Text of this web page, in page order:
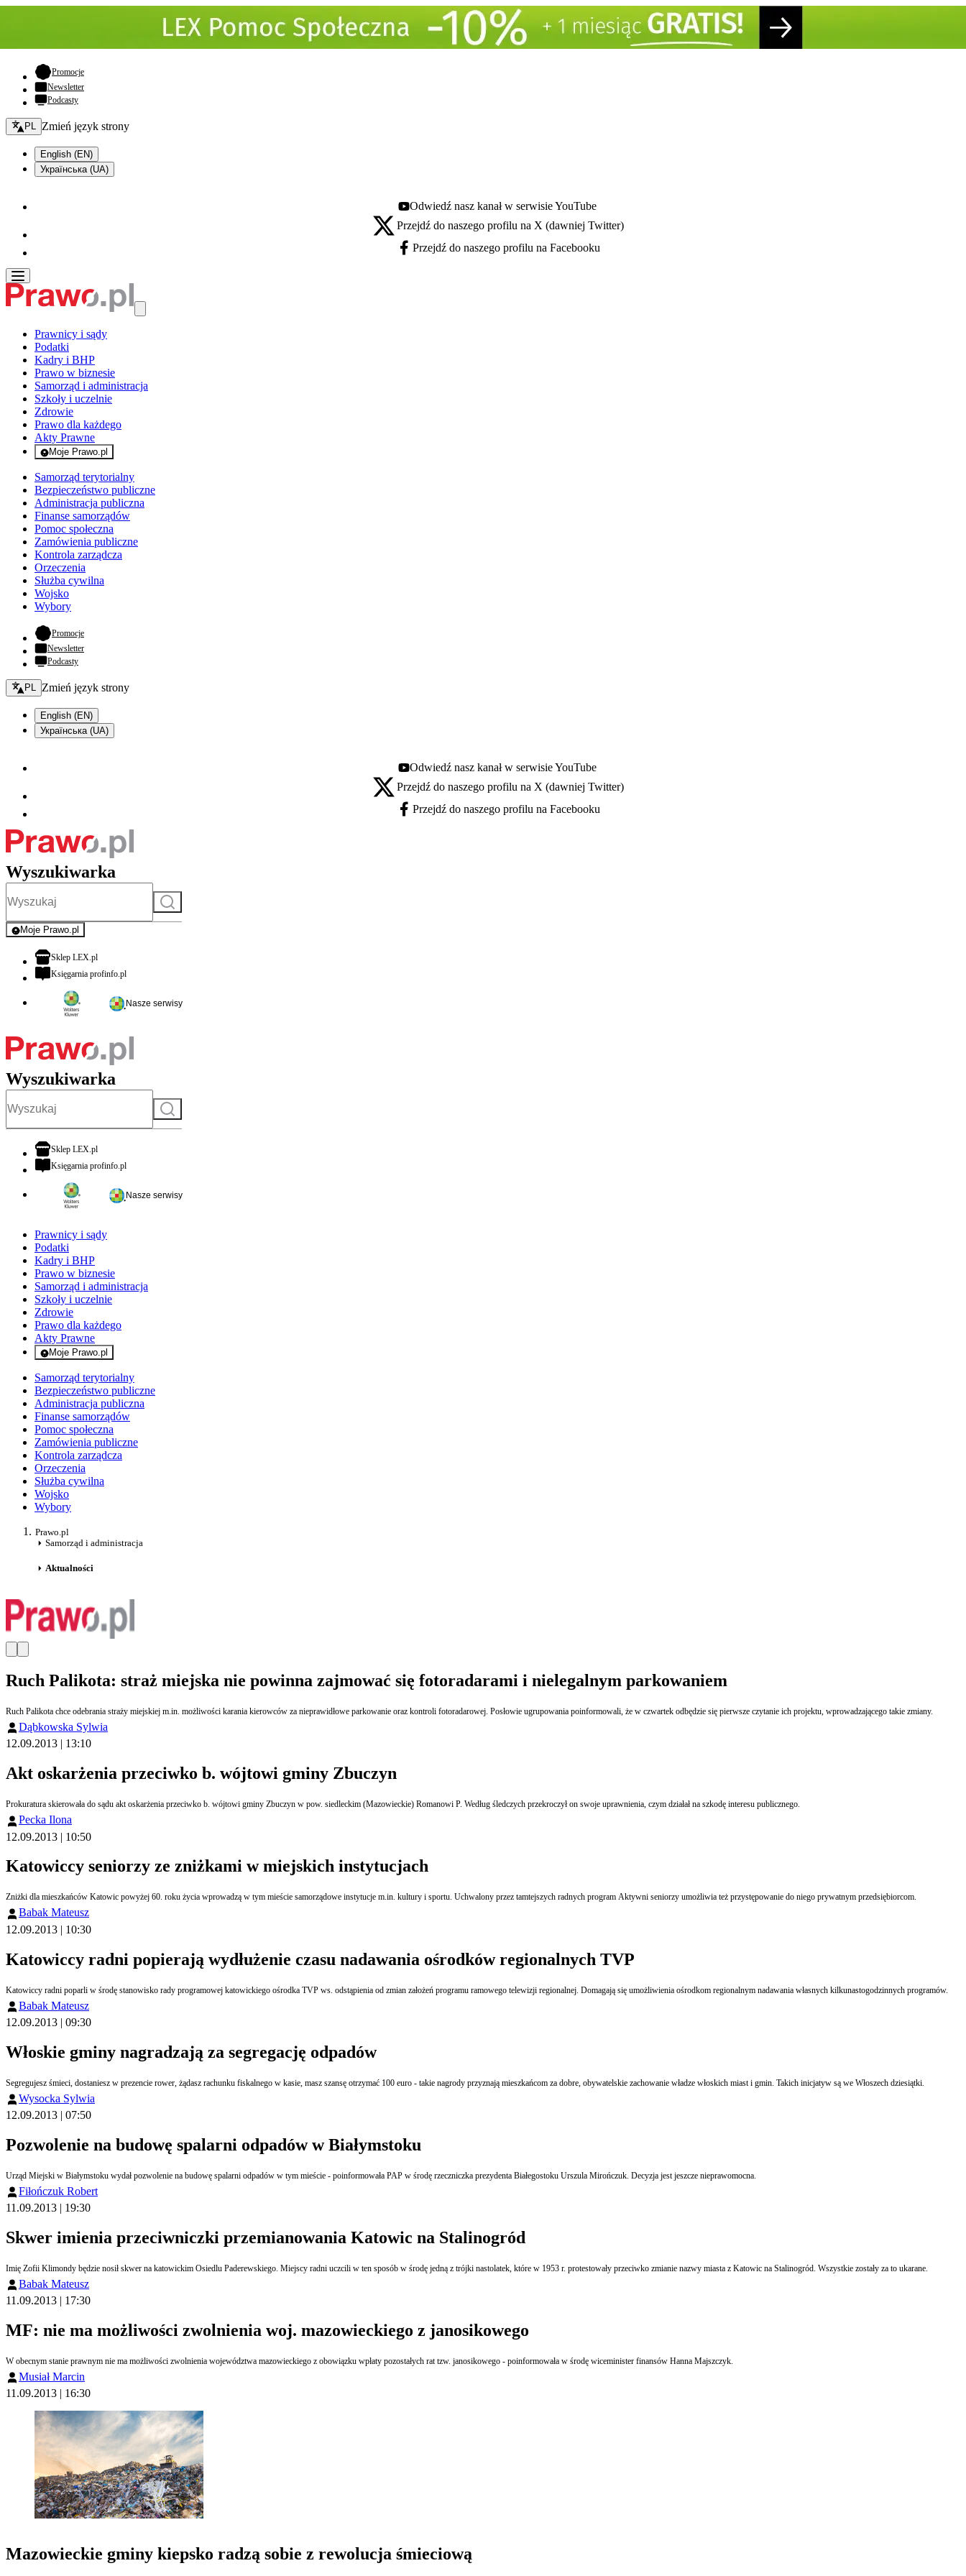
Promocje- otwiera się w nowej karcie
Newsletter
Podcasty
Zmień język - bieżący:
PL Zmień język strony
English (EN)
Українська (UA)
Youtube - otwiera się w nowej karcie
Odwiedź nasz kanał w serwisie YouTube
X - otwiera się w nowej karcie
Przejdź do naszego profilu na X (dawniej Twitter)
Facebook - otwiera się w nowej karcie
Przejdź do naszego profilu na Facebooku
Prawnicy i sądy
Podatki
Kadry i BHP
Prawo w biznesie
Samorząd i administracja
Szkoły i uczelnie
Zdrowie
Prawo dla każdego
Akty Prawne
Moje Prawo.pl
- rejestracja i logowanie do serwisu
Samorząd terytorialny
Bezpieczeństwo publiczne
Administracja publiczna
Finanse samorządów
Pomoc społeczna
Zamówienia publiczne
Kontrola zarządcza
Orzeczenia
Służba cywilna
Wojsko
Wybory
Promocje- otwiera się w nowej karcie
Newsletter
Podcasty
Zmień język - bieżący:
PL Zmień język strony
English (EN)
Українська (UA)
Youtube - otwiera się w nowej karcie
Odwiedź nasz kanał w serwisie YouTube
X - otwiera się w nowej karcie
Przejdź do naszego profilu na X (dawniej Twitter)
Facebook - otwiera się w nowej karcie
Przejdź do naszego profilu na Facebooku
Wyszukiwarka
Szukaj
Moje Prawo.pl
- rejestracja i logowanie do serwisu
Sklep LEX.plotwiera się w nowej karcie
Księgarnia profinfo.plotwiera się w nowej karcie
Nasze serwisy
Wyszukiwarka
Szukaj
Sklep LEX.plotwiera się w nowej karcie
Księgarnia profinfo.plotwiera się w nowej karcie
Nasze serwisy
Prawnicy i sądy
Podatki
Kadry i BHP
Prawo w biznesie
Samorząd i administracja
Szkoły i uczelnie
Zdrowie
Prawo dla każdego
Akty Prawne
Moje Prawo.pl
- rejestracja i logowanie do serwisu
Samorząd terytorialny
Bezpieczeństwo publiczne
Administracja publiczna
Finanse samorządów
Pomoc społeczna
Zamówienia publiczne
Kontrola zarządcza
Orzeczenia
Służba cywilna
Wojsko
Wybory
Prawo.pl
Samorząd i administracja
Aktualności
Ruch Palikota: straż miejska nie powinna zajmować się fotoradarami i nielegalnym parkowaniem
Ruch Palikota chce odebrania straży miejskiej m.in. możliwości karania kierowców za nieprawidłowe parkowanie oraz kontroli fotoradarowej. Posłowie ugrupowania poinformowali, że w czwartek odbędzie się pierwsze czytanie ich projektu, wprowadzającego takie zmiany.
Dąbkowska Sylwia
12.09.2013 | 13:10
Akt oskarżenia przeciwko b. wójtowi gminy Zbuczyn
Prokuratura skierowała do sądu akt oskarżenia przeciwko b. wójtowi gminy Zbuczyn w pow. siedleckim (Mazowieckie) Romanowi P. Według śledczych przekroczył on swoje uprawnienia, czym działał na szkodę interesu publicznego.
Pecka Ilona
12.09.2013 | 10:50
Katowiccy seniorzy ze zniżkami w miejskich instytucjach
Zniżki dla mieszkańców Katowic powyżej 60. roku życia wprowadzą w tym mieście samorządowe instytucje m.in. kultury i sportu. Uchwalony przez tamtejszych radnych program Aktywni seniorzy umożliwia też przystępowanie do niego prywatnym przedsiębiorcom.
Babak Mateusz
12.09.2013 | 10:30
Katowiccy radni popierają wydłużenie czasu nadawania ośrodków regionalnych TVP
Katowiccy radni poparli w środę stanowisko rady programowej katowickiego ośrodka TVP ws. odstąpienia od zmian założeń programu ramowego telewizji regionalnej. Domagają się umożliwienia ośrodkom regionalnym nadawania własnych kilkunastogodzinnych programów.
Babak Mateusz
12.09.2013 | 09:30
Włoskie gminy nagradzają za segregację odpadów
Segregujesz śmieci, dostaniesz w prezencie rower, żądasz rachunku fiskalnego w kasie, masz szansę otrzymać 100 euro - takie nagrody przyznają mieszkańcom za dobre, obywatelskie zachowanie władze włoskich miast i gmin. Takich inicjatyw są we Włoszech dziesiątki.
Wysocka Sylwia
12.09.2013 | 07:50
Pozwolenie na budowę spalarni odpadów w Białymstoku
Urząd Miejski w Białymstoku wydał pozwolenie na budowę spalarni odpadów w tym mieście - poinformowała PAP w środę rzeczniczka prezydenta Białegostoku Urszula Mirończuk. Decyzja jest jeszcze nieprawomocna.
Fiłończuk Robert
11.09.2013 | 19:30
Skwer imienia przeciwniczki przemianowania Katowic na Stalinogród
Imię Zofii Klimondy będzie nosił skwer na katowickim Osiedlu Paderewskiego. Miejscy radni uczcili w ten sposób w środę jedną z trójki nastolatek, które w 1953 r. protestowały przeciwko zmianie nazwy miasta z Katowic na Stalinogród. Wszystkie zostały za to ukarane.
Babak Mateusz
11.09.2013 | 17:30
MF: nie ma możliwości zwolnienia woj. mazowieckiego z janosikowego
W obecnym stanie prawnym nie ma możliwości zwolnienia województwa mazowieckiego z obowiązku wpłaty pozostałych rat tzw. janosikowego - poinformowała w środę wiceminister finansów Hanna Majszczyk.
Musiał Marcin
11.09.2013 | 16:30
Mazowieckie gminy kiepsko radzą sobie z rewolucja śmieciową